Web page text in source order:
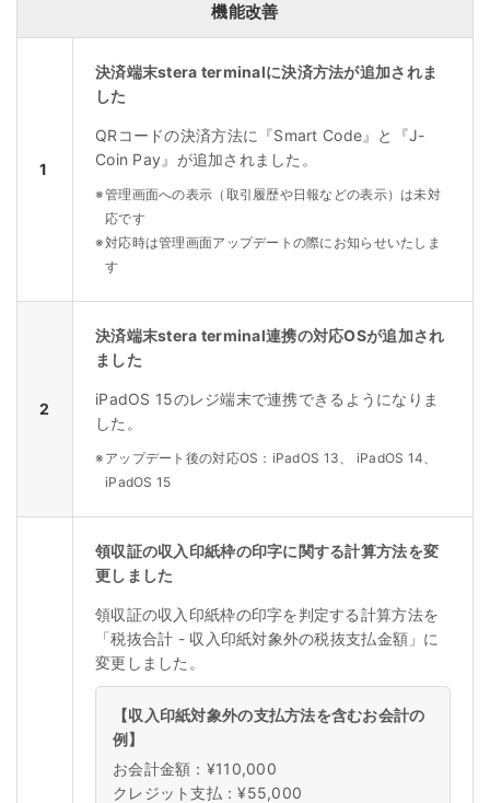
機能改善
1
決済端末stera terminalに決済方法が追加されま
した
QRコードの決済方法に『Smart Code』と『J-
Coin Pay』が追加されました。
※管理画面への表示（取引履歴や日報などの表示）は未対
応です
※対応時は管理画面アップデートの際にお知らせいたしま
す
2
決済端末stera terminal連携の対応OSが追加され
ました
iPadOS 15のレジ端末で連携できるようになりま
した。
※ アップデート後の対応OS：iPadOS 13、 iPadOS 14、
iPadOS 15
領収証の収入印紙枠の印字に関する計算方法を変
更しました
領収証の収入印紙枠の印字を判定する計算方法を
「税抜合計 - 収入印紙対象外の税抜支払金額」に
変更しました。
【収入印紙対象外の支払方法を含むお会計の
例】
お会計金額：¥110,000
クレジット支払：¥55,000